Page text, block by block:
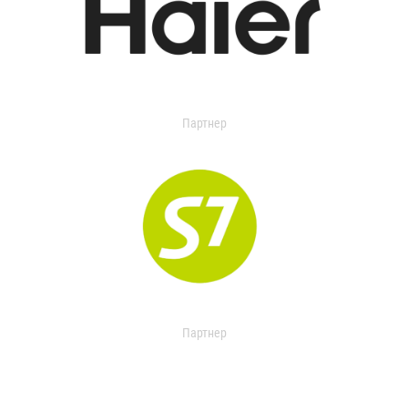
Партнер
Партнер